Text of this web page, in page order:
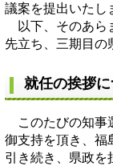
議案を提出いたし
以下、そのあら
先立ち、三期目の
就任の挨拶
このたびの知事
御支持を頂き、福
引き続き、県政を